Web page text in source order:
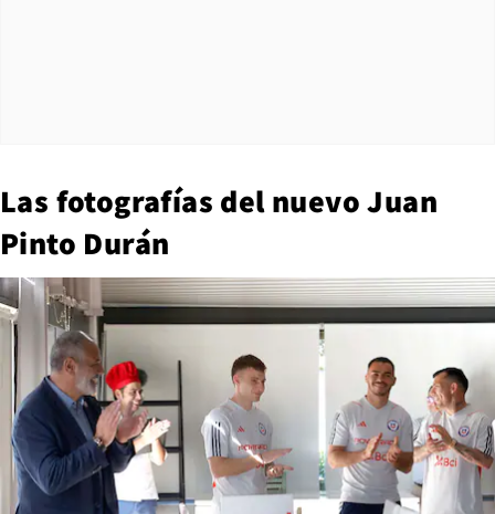
Las fotografías del nuevo Juan
Pinto Durán